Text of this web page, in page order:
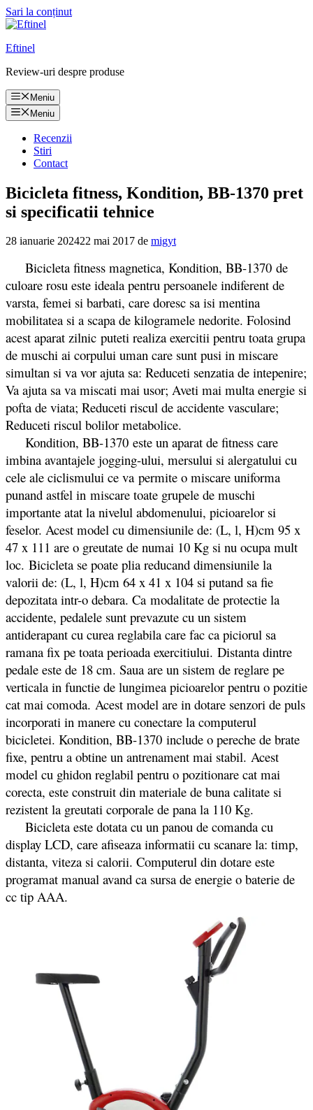
Sari la conținut
Eftinel
Review-uri despre produse
Meniu
Meniu
Recenzii
Stiri
Contact
Bicicleta fitness, Kondition, BB-1370 pret
si specificatii tehnice
28 ianuarie 202422 mai 2017 de migyt
Bicicleta fitness magnetica, Kondition, BB-1370 de
culoare rosu este ideala pentru persoanele indiferent de
varsta, femei si barbati, care doresc sa isi mentina
mobilitatea si a scapa de kilogramele nedorite. Folosind
acest aparat zilnic puteti realiza exercitii pentru toata grupa
de muschi ai corpului uman care sunt pusi in miscare
simultan si va vor ajuta sa: Reduceti senzatia de intepenire;
Va ajuta sa va miscati mai usor; Aveti mai multa energie si
pofta de viata; Reduceti riscul de accidente vasculare;
Reduceti riscul bolilor metabolice.
Kondition, BB-1370 este un aparat de fitness care
imbina avantajele jogging-ului, mersului si alergatului cu
cele ale ciclismului ce va permite o miscare uniforma
punand astfel in miscare toate grupele de muschi
importante atat la nivelul abdomenului, picioarelor si
feselor. Acest model cu dimensiunile de: (L, l, H)cm 95 x
47 x 111 are o greutate de numai 10 Kg si nu ocupa mult
loc. Bicicleta se poate plia reducand dimensiunile la
valorii de: (L, l, H)cm 64 x 41 x 104 si putand sa fie
depozitata intr-o debara. Ca modalitate de protectie la
accidente, pedalele sunt prevazute cu un sistem
antiderapant cu curea reglabila care fac ca piciorul sa
ramana fix pe toata perioada exercitiului. Distanta dintre
pedale este de 18 cm. Saua are un sistem de reglare pe
verticala in functie de lungimea picioarelor pentru o pozitie
cat mai comoda. Acest model are in dotare senzori de puls
incorporati in manere cu conectare la computerul
bicicletei. Kondition, BB-1370 include o pereche de brate
fixe, pentru a obtine un antrenament mai stabil. Acest
model cu ghidon reglabil pentru o pozitionare cat mai
corecta, este construit din materiale de buna calitate si
rezistent la greutati corporale de pana la 110 Kg.
Bicicleta este dotata cu un panou de comanda cu
display LCD, care afiseaza informatii cu scanare la: timp,
distanta, viteza si calorii. Computerul din dotare este
programat manual avand ca sursa de energie o baterie de
cc tip AAA.